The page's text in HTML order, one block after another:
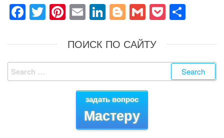
F
c
e
b
T
tt
er
Pi
er
e
st
E
ail
Li
k
e
dI
n
Bl
g
g
er
G
ail
P
ck
et
ar
e
ПОИСК ПО САЙТУ
Search
for:
задать вопрос
Мастеру